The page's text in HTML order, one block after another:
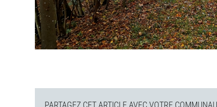
PARTAGEZ CET ARTICLE AVEC VOTRE